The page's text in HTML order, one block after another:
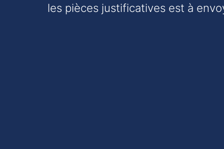
les pièces justificatives est à